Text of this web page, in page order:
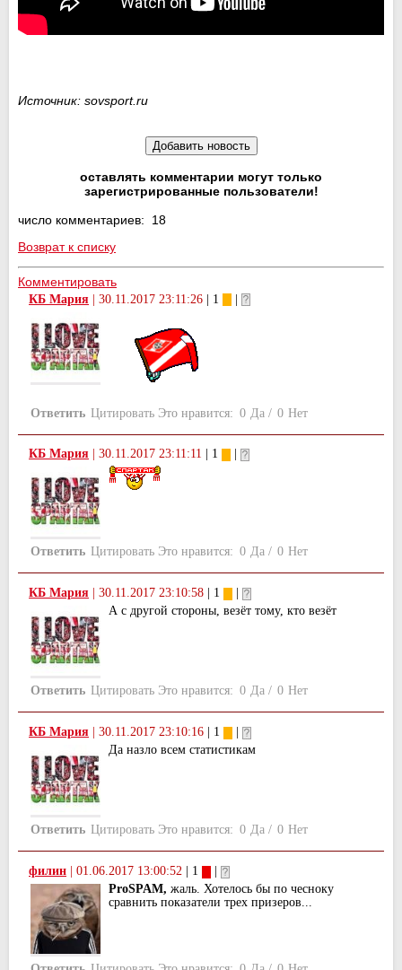
Источник: sovsport.ru
оставлять комментарии могут только
зарегистрированные пользователи!
число комментариев: 18
Возврат к списку
Комментировать
КБ Мария | 30.11.2017 23:11:26 | 1 |
Ответить Цитировать Это нравится: 0 Да / 0 Нет
КБ Мария 30.11.2017 23:11:11 | 1
Ответить Цитировать Это нравится: 0 Да / 0 Нет
КБ Мария 30.11.2017 23:10:58 | 1
А с другой стороны, везёт тому, кто везёт
Ответить Цитировать Это нравится: 0 Да / 0 Нет
КБ Мария 30.11.2017 23:10:16 | 1
Да назло всем статистикам
Ответить Цитировать Это нравится: 0 Да / 0 Нет
филин 01.06.2017 13:00:52 | 1
ProSPAM, жаль. Хотелось бы по чесноку
сравнить показатели трех призеров...